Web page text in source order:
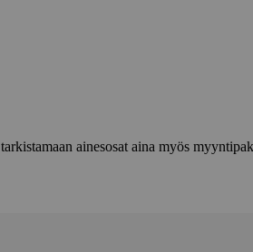
ainesosat aina myös